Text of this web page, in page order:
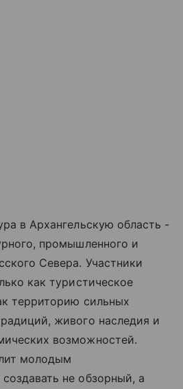
в Архангельскую область -
промышленного и
Севера. Участники
как туристическое
территорию сильных
живого наследия и
возможностей.
молодым
не обзорный, а